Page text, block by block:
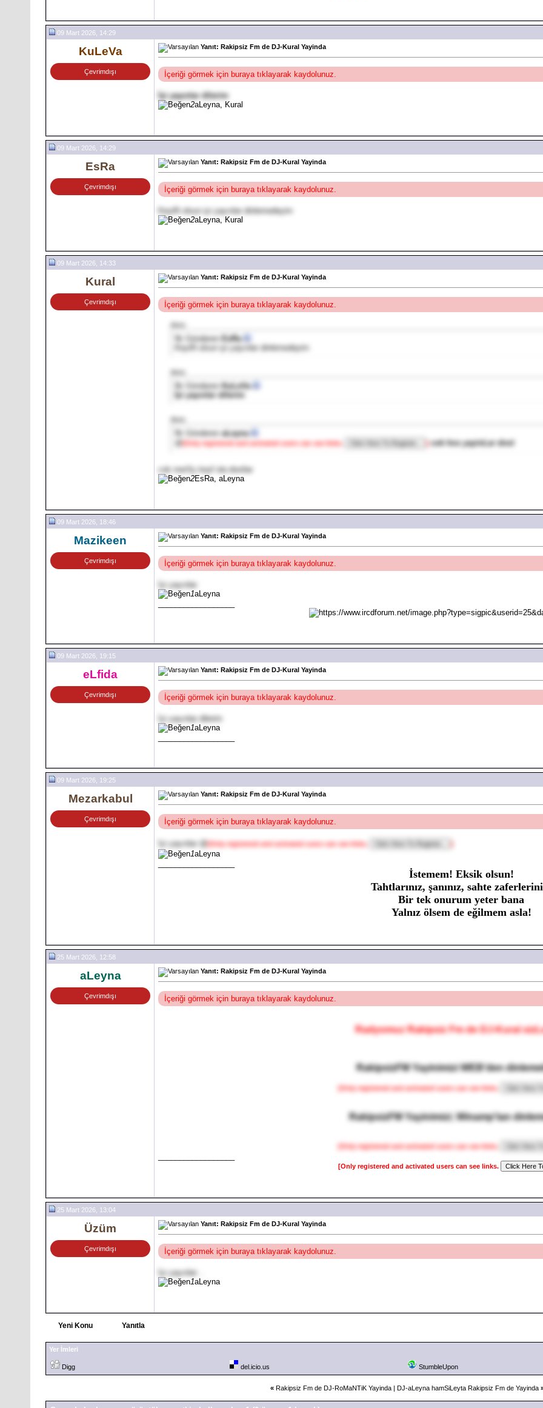
09 Mart 2026, 14:29
KuLeVa
Çevrimdışı
Yanıt: Rakipsiz Fm de DJ-Kural Yayinda
İçeriği görmek için buraya tıklayarak kaydolunuz.
İyi yayınlar dilerim
2aLeyna, Kural
09 Mart 2026, 14:29
EsRa
Çevrimdışı
Yanıt: Rakipsiz Fm de DJ-Kural Yayinda
İçeriği görmek için buraya tıklayarak kaydolunuz.
Keyifli olsun iyi yayınlar dinlemedeyim
2aLeyna, Kural
09 Mart 2026, 14:33
Kural
Çevrimdışı
Yanıt: Rakipsiz Fm de DJ-Kural Yayinda
İçeriği görmek için buraya tıklayarak kaydolunuz.
Alıntı:
İlk Gönderen
EsRa
Keyifli olsun iyi yayınlar dinlemedeyim
Alıntı:
İlk Gönderen
KuLeVa
İyi yayınlar dilerim
Alıntı:
İlk GönderenaLeyna
@ [Only registered and activated users can see links. cok hos yayinLar dost
cok merSy keyf ola dostlar
2EsRa, aLeyna
09 Mart 2026, 18:46
Mazikeen
Çevrimdışı
Yanıt: Rakipsiz Fm de DJ-Kural Yayinda
İçeriği görmek için buraya tıklayarak kaydolunuz.
İyi yayınlar
1aLeyna
09 Mart 2026, 19:15
eLfida
Çevrimdışı
Yanıt: Rakipsiz Fm de DJ-Kural Yayinda
İçeriği görmek için buraya tıklayarak kaydolunuz.
İyi yayınlar dilerim
1aLeyna
09 Mart 2026, 19:25
Mezarkabul
Çevrimdışı
Yanıt: Rakipsiz Fm de DJ-Kural Yayinda
İçeriği görmek için buraya tıklayarak kaydolunuz.
İyi yayınlar @ [Only registered and activated users can see links.
1aLeyna
İstemem! Eksik olsun!
Tahtlarınız, şanınız, sahte
Bir tek onurum yeter bana
Yalnız ölsem de eğilmem asla!
25 Mart 2026, 12:58
aLeyna
Çevrimdışı
Yanıt: Rakipsiz Fm de DJ-Kural Yayinda
İçeriği görmek için buraya tıklayarak kaydolunuz.
Radyomuz Rakipsiz Fm de DJ-Kural
RakipsizFM Yayinimizi WEB'den
[Only registered and activated users can see links.
RakipsizFM Yayinimizi; Winamp'tan
[Only registered and activated users can see links.
[Only registered and activated users can see links.
25 Mart 2026, 13:04
Üzüm
Çevrimdışı
Yanıt: Rakipsiz Fm de DJ-Kural Yayinda
İçeriği görmek için buraya tıklayarak kaydolunuz.
İyi yayınlar ..
1aLeyna
Yeni Konu Yanıtla
Yer İmleri
Digg del.icio.us StumbleUpon
« Rakipsiz Fm de DJ-RoMaNTiK Yayinda DJ-aLeyna hamSiLeyta Rakipsiz Fm de Yayinda